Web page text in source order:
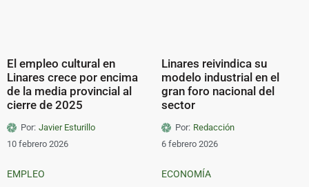
El empleo cultural en
Linares crece por encima
de la media provincial al
cierre de 2025
Por: Javier Esturillo
10 febrero 2026
Linares reivindica su
modelo industrial en el
gran foro nacional del
sector
Por: Redacción
6 febrero 2026
EMPLEO ECONOMÍA